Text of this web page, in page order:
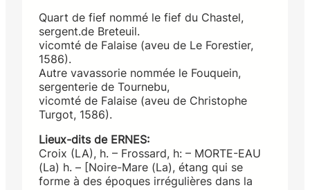
Quart de fief nommé le fief du Chastel,
sergent.de Breteuil.
vicomté de Falaise (aveu de Le Forestier,
1586).
Autre vavassorie nommée le Fouquein,
sergenterie de Tournebu,
vicomté de Falaise (aveu de Christophe
Turgot, 1586).
Lieux-dits de ERNES:
Croix (LA), h. – Frossard, h: – MORTE-EAU
(La) h. – [Noire-Mare (La), étang qui se
forme à des époques irrégulières dans la